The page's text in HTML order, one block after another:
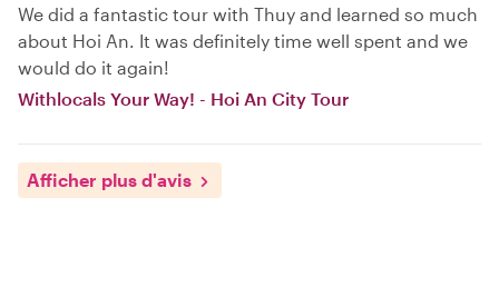
We did a fantastic tour with Thuy and learned so much
about Hoi An. It was definitely time well spent and we
would do it again!
Withlocals Your Way! - Hoi An City Tour
Afficher plus d'avis